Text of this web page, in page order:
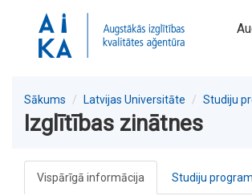
Sākums Latvijas Universitāte Studiju
Izglītības zinātnes
Vispārīgā informācija Studiju